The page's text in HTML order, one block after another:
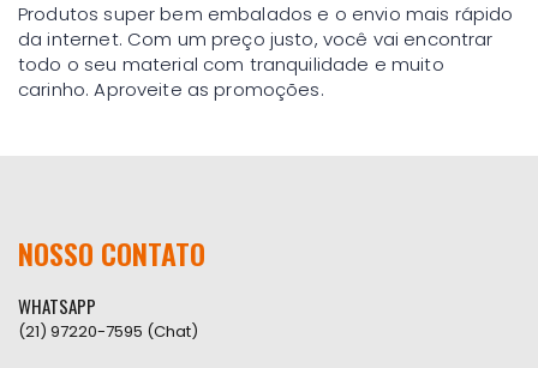
Produtos super bem embalados e o envio mais rápido
da internet. Com um preço justo, você vai encontrar
todo o seu material com tranquilidade e muito
carinho. Aproveite as promoções.
NOSSO CONTATO
WHATSAPP
(21) 97220-7595 (Chat)